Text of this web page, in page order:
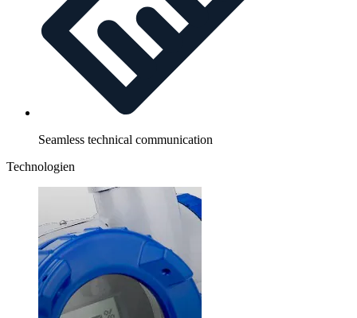
Seamless technical communication
Technologien